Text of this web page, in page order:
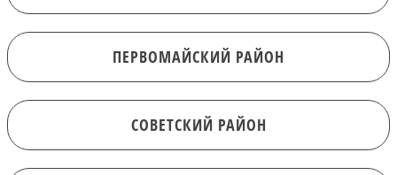
СОВЕТСКИЙ РАЙОН
ПЕРВОМАЙСКИЙ РАЙОН